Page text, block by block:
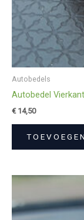
Autobedels
Autobedel
€14,50